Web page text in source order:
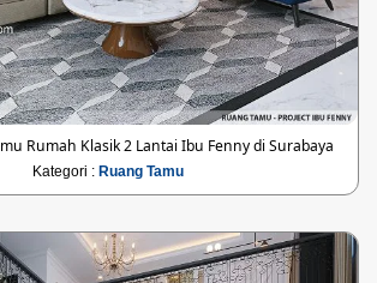
Rumah Klasik 2 Lantai Ibu Fenny di Surabaya
Kategori : Ruang Tamu